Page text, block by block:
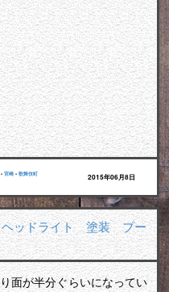
• 宮崎 • 歌舞伎町 2015年06月8日
ッドライト 塗装 プー
面が半分ぐらいになってい